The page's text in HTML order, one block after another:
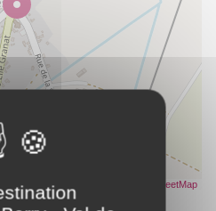
© OpenStreetMap OpenStreetMap